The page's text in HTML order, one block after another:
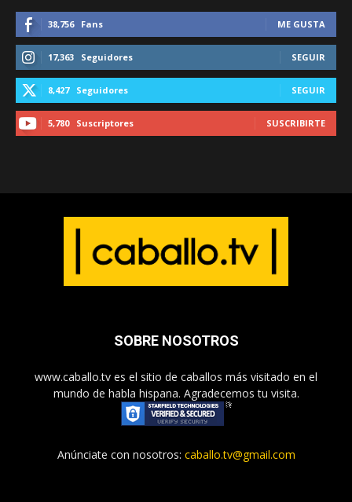
38,756 Fans ME GUSTA
17,363 Seguidores SEGUIR
8,427 Seguidores SEGUIR
5,780 Suscriptores SUSCRIBIRTE
SOBRE NOSOTROS
www.caballo.tv es el sitio de caballos más visitado en el
mundo de habla hispana. Agradecemos tu visita.
Anúnciate con nosotros: caballo.tv@gmail.com